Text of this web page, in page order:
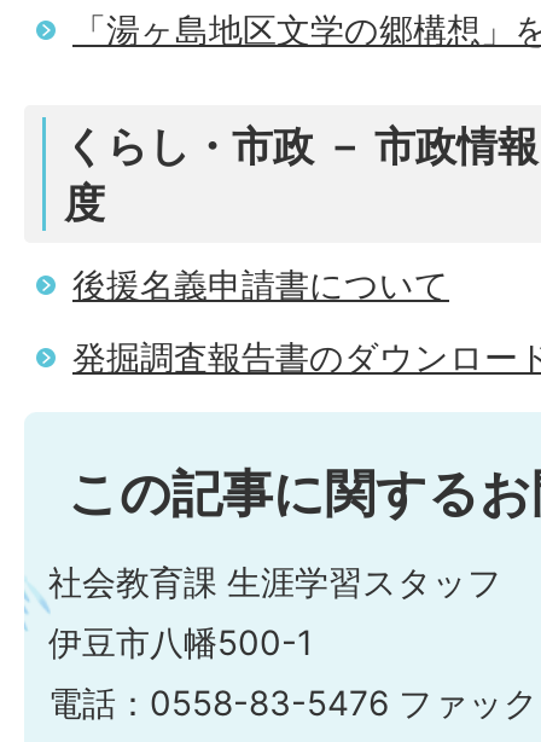
「湯ヶ島地区文学の郷構想」
くらし・市政 － 市政情
度
後援名義申請書について
発掘調査報告書のダウンロー
この記事に関する
社会教育課 生涯学習スタッフ
伊豆市八幡500-1
電話：0558-83-5476 ファッ